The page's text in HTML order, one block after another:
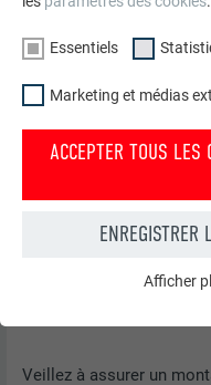
Veillez à assurer un
Essentiels
Marketing et médias
ACCEPTER TOUS LES
ENREGISTRER
Afficher